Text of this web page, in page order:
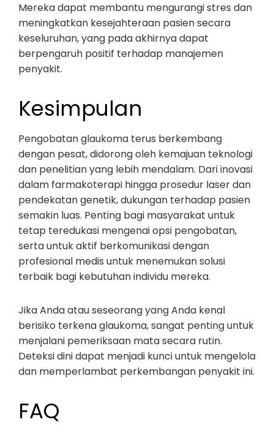
Mereka dapat membantu mengurangi stres dan
meningkatkan kesejahteraan pasien secara
keseluruhan, yang pada akhirnya dapat
berpengaruh positif terhadap manajemen
penyakit.
Kesimpulan
Pengobatan glaukoma terus berkembang
dengan pesat, didorong oleh kemajuan teknologi
dan penelitian yang lebih mendalam. Dari inovasi
dalam farmakoterapi hingga prosedur laser dan
pendekatan genetik, dukungan terhadap pasien
semakin luas. Penting bagi masyarakat untuk
tetap teredukasi mengenai opsi pengobatan,
serta untuk aktif berkomunikasi dengan
profesional medis untuk menemukan solusi
terbaik bagi kebutuhan individu mereka.
Jika Anda atau seseorang yang Anda kenal
berisiko terkena glaukoma, sangat penting untuk
menjalani pemeriksaan mata secara rutin.
Deteksi dini dapat menjadi kunci untuk mengelola
dan memperlambat perkembangan penyakit ini.
FAQ